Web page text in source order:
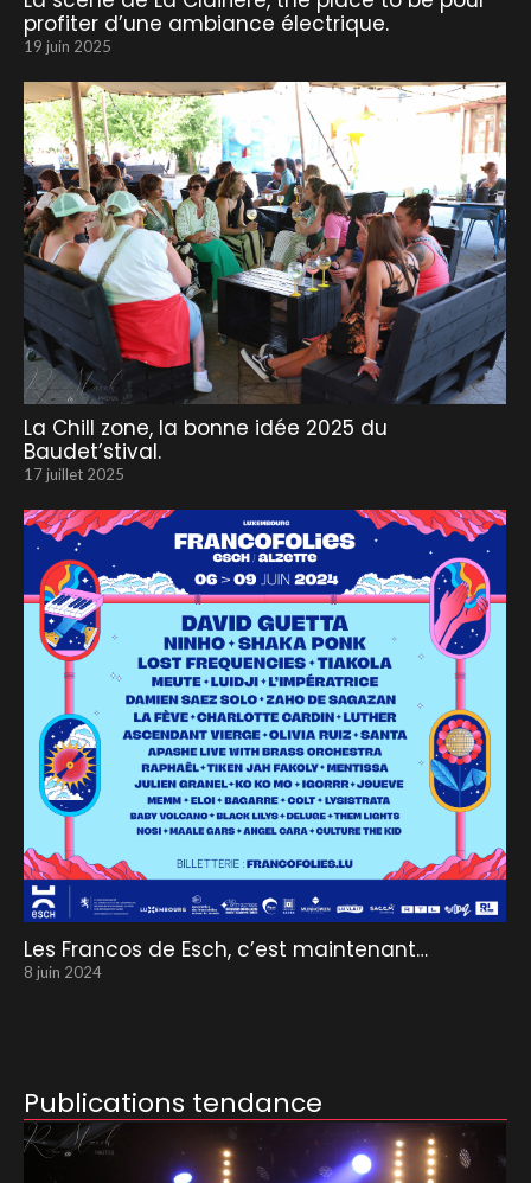
profiter d’une ambiance électrique.
19 juin 2025
La Chill zone, la bonne idée 2025 du
Baudet’stival.
17 juillet 2025
Les Francos de Esch, c’est maintenant…
8 juin 2024
Publications tendance